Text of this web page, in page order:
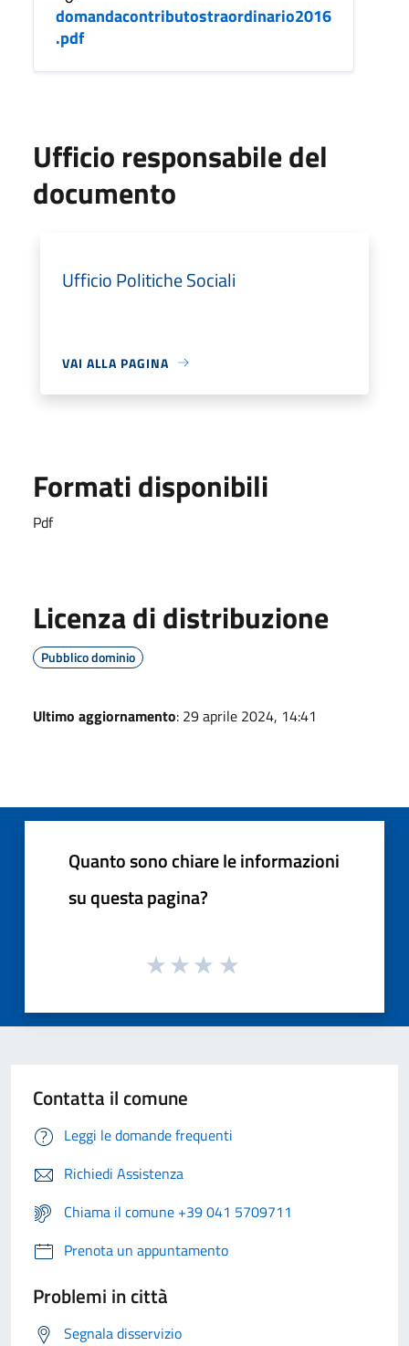
domandacontributostraordinario2016
.pdf
Ufficio responsabile del
documento
Ufficio Politiche Sociali
VAI ALLA PAGINA
Formati disponibili
Pdf
Licenza di distribuzione
Pubblico dominio
Ultimo aggiornamento: 29 aprile 2024, 14:41
Quanto sono chiare le informazioni
su questa pagina?
Contatta il comune
Leggi le domande frequenti
Richiedi Assistenza
Chiama il comune +39 041 5709711
Prenota un appuntamento
Problemi in città
Segnala disservizio